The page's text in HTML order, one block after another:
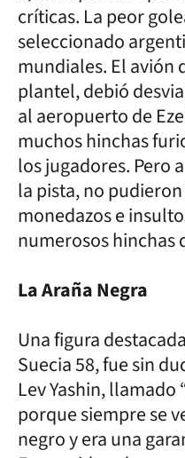
críticas. La peor
seleccionado
mundiales. El avión
plantel, debió
al aeropuerto de
muchos hinchas
los jugadores. Pero
la pista, no
monedazos e
numerosos hinchas
La Araña Negra
Una figura
Suecia 58, fue sin
Lev Yashin, llamado
porque siempre se
negro y era una